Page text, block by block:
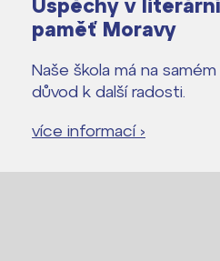
Úspěchy v
paměť Moravy
Naše škola má na
důvod k další radosti.
více informací ›